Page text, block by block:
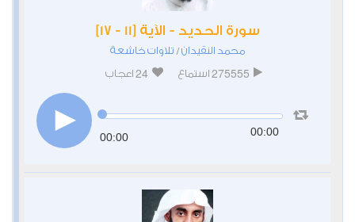
سورة الحديد - الآية [11 - 17]
محمد النقيدان/ تلاوات خاشعة
275555 استماع 24 اعجاب
00:00 00:00